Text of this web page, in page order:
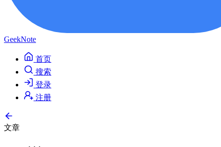
GeekNote
首页
搜索
登录
注册
文章